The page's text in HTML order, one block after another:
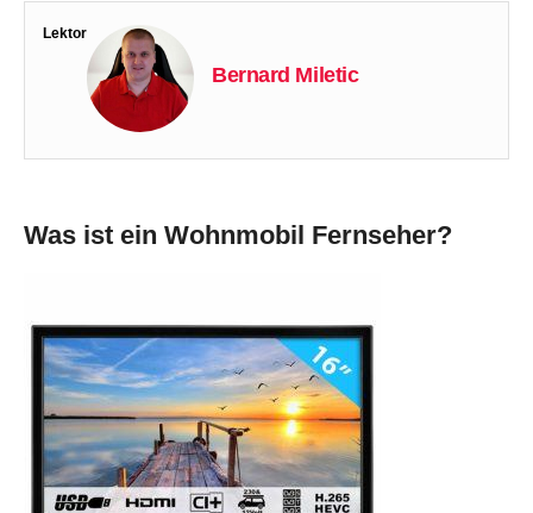
Lektor
Bernard Miletic
Was ist ein Wohnmobil Fernseher?